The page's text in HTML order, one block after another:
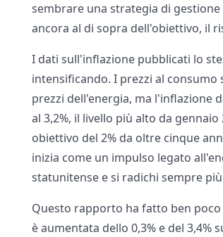
sembrare una strategia di
ancora al di sopra dell'obiettivo, il
I dati sull'inflazione pubblicati lo
intensificando. I prezzi al
prezzi dell'energia, ma l'inflazione
al 3,2%, il livello più alto da
obiettivo del 2% da oltre cinque
inizia come un impulso legato
statunitense e si radichi sempre
Questo rapporto ha fatto ben
è aumentata dello 0,3% e del